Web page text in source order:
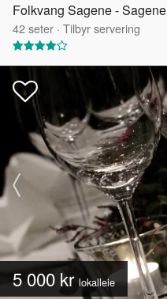
Folkvang Sagene - Sagene
42seter · Tilbyr servering
5 000 kr lokalleie